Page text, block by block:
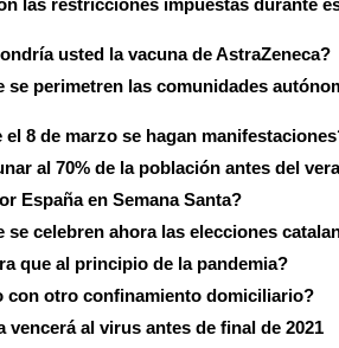
las restricciones impuestas durante
usted la vacuna de AstraZeneca?
se perimetren las comunidades
el 8 de marzo se hagan
al 70% de la población antes del
España en Semana Santa?
se celebren ahora las elecciones
que al principio de la pandemia?
con otro confinamiento domiciliario?
vencerá al virus antes de final de 2021